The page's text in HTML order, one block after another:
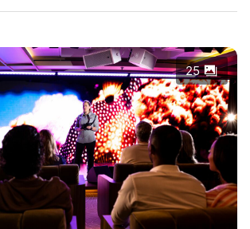
25